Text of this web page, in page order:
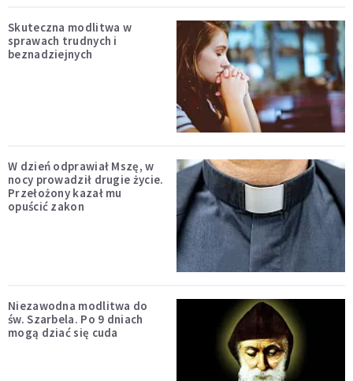
Skuteczna modlitwa w
sprawach trudnych i
beznadziejnych
W dzień odprawiał Mszę, w
nocy prowadził drugie życie.
Przełożony kazał mu
opuścić zakon
Niezawodna modlitwa do
św. Szarbela. Po 9 dniach
mogą dziać się cuda